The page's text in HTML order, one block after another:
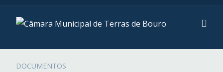
DOCUMENTOS